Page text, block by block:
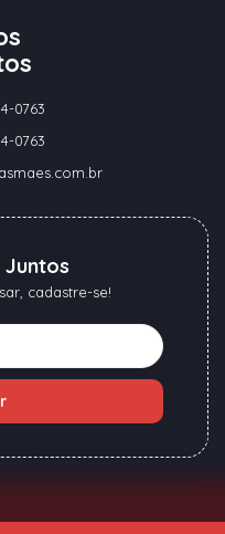
0763
0763
Juntos
cadastre-se!